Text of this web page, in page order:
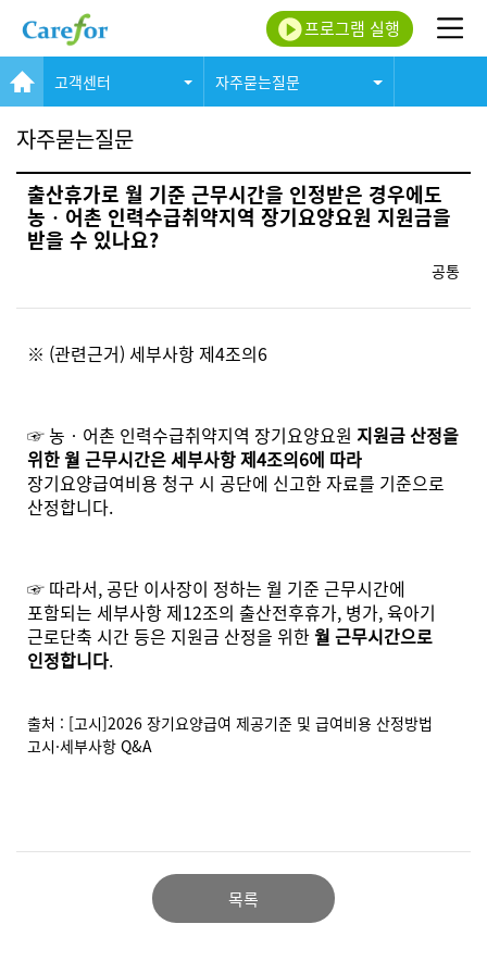
프로그램 실행
고객센터 자주묻는질문
자주묻는질문
출산휴가로 월 기준 근무시간을 인정받은 경우에도
농‧어촌 인력수급취약지역 장기요양요원 지원금을
받을 수 있나요?
공통
※ (관련근거) 세부사항 제4조의6
☞ 농‧어촌 인력수급취약지역 장기요양요원 지원금 산정을
위한 월 근무시간은 세부사항 제4조의6에 따라
장기요양급여비용 청구 시 공단에 신고한 자료를 기준으로
산정합니다.
☞ 따라서, 공단 이사장이 정하는 월 기준 근무시간에
포함되는 세부사항 제12조의 출산전후휴가, 병가, 육아기
근로단축 시간 등은 지원금 산정을 위한월 근무시간으로
인정합니다.
출처 : [고시]2026 장기요양급여 제공기준 및 급여비용 산정방법
고시·세부사항 Q&A
목록